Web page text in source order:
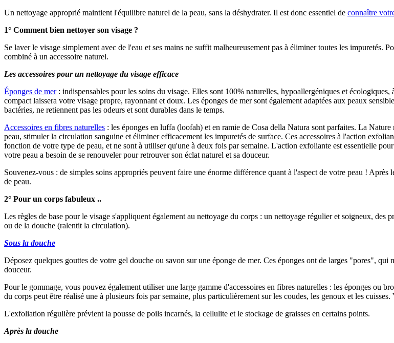
Un nettoyage approprié maintient l'équilibre naturel de la peau, sans la déshydrater. Il est donc essentiel de connaître
1° Comment bien nettoyer son visage ?
Se laver le visage simplement avec de l'eau et ses mains ne suffit malheureusement pas à éliminer toutes les
combiné à un accessoire naturel.
Les accessoires pour un nettoyage du visage efficace
Éponges de mer: indispensables pour les soins du visage. Elles sont 100% naturelles, hypoallergéniques et
compact laissera votre visage propre, rayonnant et doux. Les éponges de mer sont également adaptées aux peaux
bactéries, ne retiennent pas les odeurs et sont durables dans le temps.
Accessoires en fibres naturelles : les éponges en luffa (loofah) et en ramie de Cosa della Natura sont parfaites. La
peau, stimuler la circulation sanguine et éliminer efficacement les impuretés de surface. Ces accessoires à l'action
fonction de votre type de peau, et ne sont à utiliser qu'une à deux fois par semaine. L'action exfoliante est essentielle
votre peau a besoin de se renouveler pour retrouver son éclat naturel et sa douceur.
Souvenez-vous : de simples soins appropriés peuvent faire une énorme différence quant à l'aspect de votre peau !
de peau.
2° Pour un corps fabuleux ..
Les règles de base pour le visage s'appliquent également au nettoyage du corps : un nettoyage régulier et soigneux,
ou de la douche (ralentit la circulation).
Sous la douche
Déposez quelques gouttes de votre gel douche ou savon sur une éponge de mer. Ces éponges ont de larges "pores",
douceur.
Pour le gommage, vous pouvez également utiliser une large gamme d'accessoires en fibres naturelles : les éponges ou
du corps peut être réalisé une à plusieurs fois par semaine, plus particulièrement sur les coudes, les genoux et les
L'exfoliation régulière prévient la pousse de poils incarnés, la cellulite et le stockage de graisses en certains points.
Après la douche